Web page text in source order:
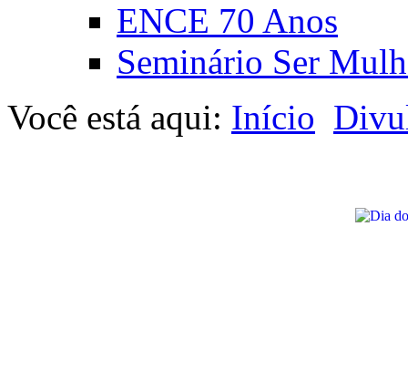
ENCE 70 Anos
Seminário Ser
Você está aqui: Início